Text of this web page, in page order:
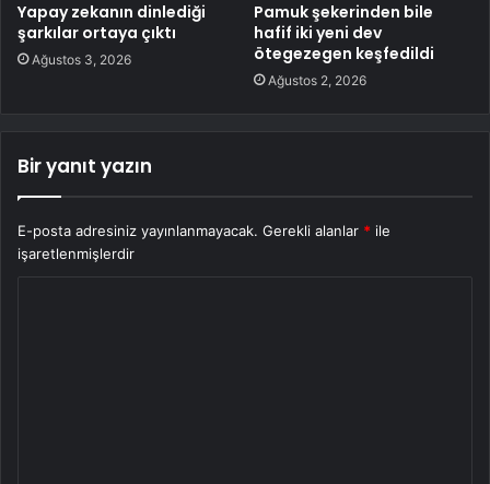
Yapay zekanın dinlediği
şarkılar ortaya çıktı
Ağustos 3, 2026
Pamuk şekerinden bile
hafif iki yeni dev
ötegezegen keşfedildi
Ağustos 2, 2026
Bir yanıt yazın
E-posta adresiniz yayınlanmayacak. Gerekli alanlar * ile
işaretlenmişlerdir